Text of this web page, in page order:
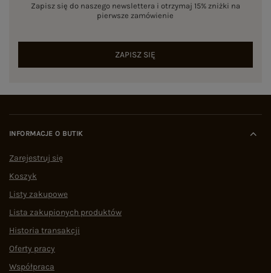
Zapisz się do naszego newslettera i otrzymaj 15% zniżki na
pierwsze zamówienie
ZAPISZ SIĘ
INFORMACJE O BUTIK
Zarejestruj się
Koszyk
Listy zakupowe
Lista zakupionych produktów
Historia transakcji
Oferty pracy
Współpraca